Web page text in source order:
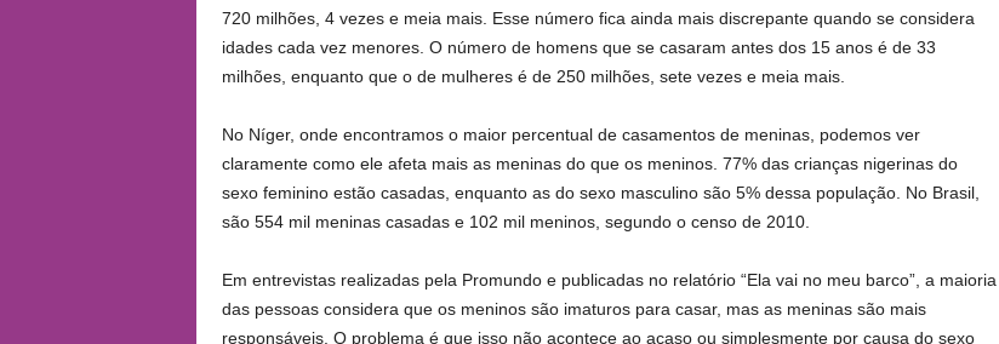
720 milhões, 4 vezes e meia mais. Esse número fica ainda mais discrepante quando se considera
idades cada vez menores. O número de homens que se casaram antes dos 15 anos é de 33
milhões, enquanto que o de mulheres é de 250 milhões, sete vezes e meia mais.
No Níger, onde encontramos o maior percentual de casamentos de meninas, podemos ver
claramente como ele afeta mais as meninas do que os meninos. 77% das crianças nigerinas do
sexo feminino estão casadas, enquanto as do sexo masculino são 5% dessa população. No Brasil,
são 554 mil meninas casadas e 102 mil meninos, segundo o censo de 2010.
Em entrevistas realizadas pela Promundo e publicadas no relatório “Ela vai no meu barco”, a maioria
das pessoas considera que os meninos são imaturos para casar, mas as meninas são mais
responsáveis. O problema é que isso não acontece ao acaso ou simplesmente por causa do sexo